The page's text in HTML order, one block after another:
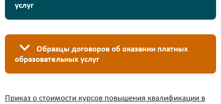
услуг
Образцы договоров об оказании платных
образовательных услуг
Приказ о стоимости курсов повышения квалификации в